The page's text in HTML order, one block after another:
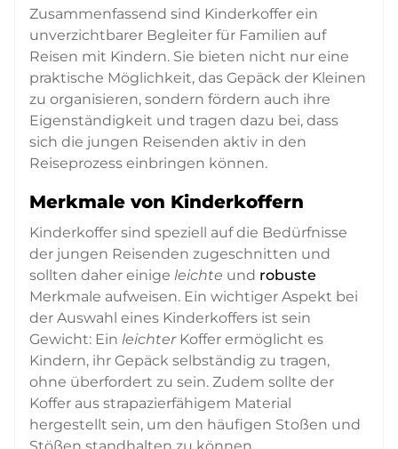
Zusammenfassend sind Kinderkoffer ein
unverzichtbarer Begleiter für Familien auf
Reisen mit Kindern. Sie bieten nicht nur eine
praktische Möglichkeit, das Gepäck der Kleinen
zu organisieren, sondern fördern auch ihre
Eigenständigkeit und tragen dazu bei, dass
sich die jungen Reisenden aktiv in den
Reiseprozess einbringen können.
Merkmale von Kinderkoffern
Kinderkoffer sind speziell auf die Bedürfnisse
der jungen Reisenden zugeschnitten und
sollten daher einige leichte und robuste
Merkmale aufweisen. Ein wichtiger Aspekt bei
der Auswahl eines Kinderkoffers ist sein
Gewicht: Ein leichterKoffer ermöglicht es
Kindern, ihr Gepäck selbständig zu tragen,
ohne überfordert zu sein. Zudem sollte der
Koffer aus strapazierfähigem Material
hergestellt sein, um den häufigen Stoßen und